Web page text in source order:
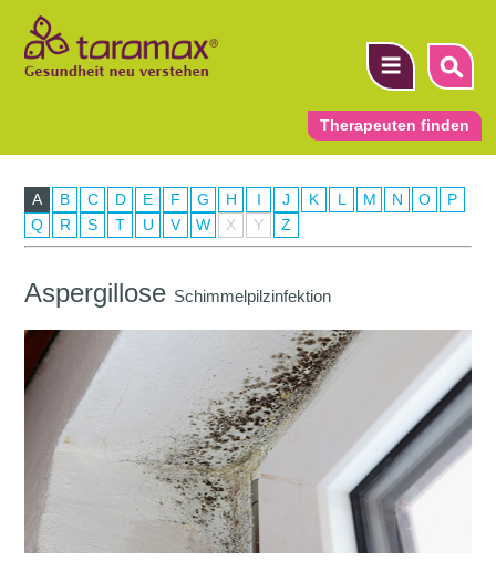
Therapeuten finden
A B C D E F G H I J K L M N O
P
Q
R S T U V W X Y Z
Aspergillose Schimmelpilzinfektion